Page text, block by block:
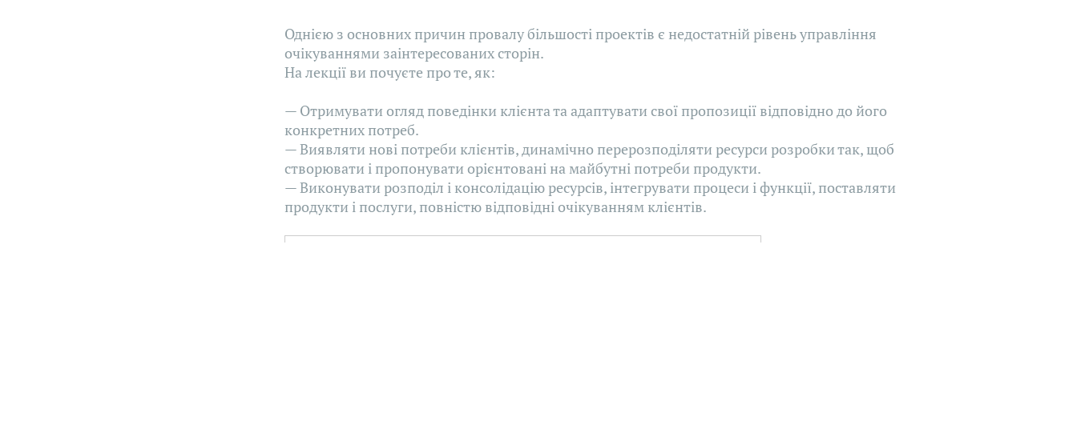
Однією з основних причин провалу більшості проектів є недостатній рівень управління
очікуваннями заінтересованих сторін.
На лекції ви почуєте про те, як:
— Отримувати огляд поведінки клієнта та адаптувати свої пропозиції відповідно до його
конкретних потреб.
— Виявляти нові потреби клієнтів, динамічно перерозподіляти ресурси розробки так, щоб
створювати і пропонувати орієнтовані на майбутні потреби продукти.
— Виконувати розподіл і консолідацію ресурсів, інтегрувати процеси і функції, поставляти
продукти і послуги, повністю відповідні очікуванням клієнтів.